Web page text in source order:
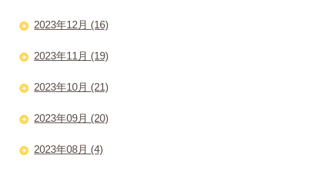
2023年12月 (16)
2023年11月 (19)
2023年10月 (21)
2023年09月 (20)
2023年08月 (4)